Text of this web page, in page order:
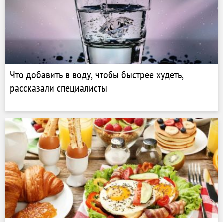
Что добавить в воду, чтобы быстрее худеть,
рассказали специалисты